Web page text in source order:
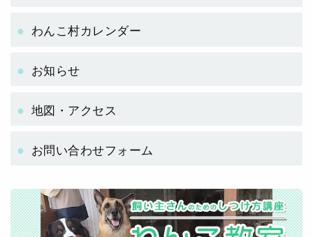
わんこ村カレンダー
お知らせ
地図・アクセス
お問い合わせフォーム